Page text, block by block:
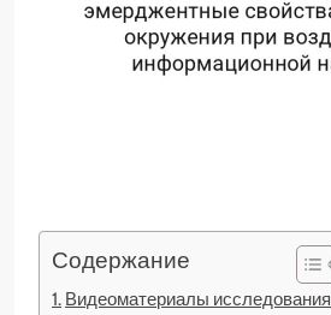
Содержание
Видеоматериалы исследования